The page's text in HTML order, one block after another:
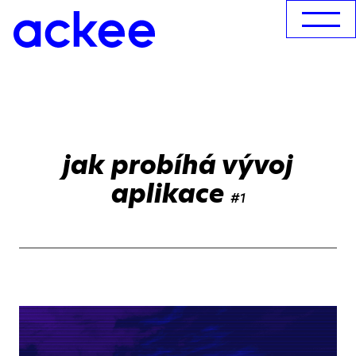
jak probíhá vývoj
aplikace #1